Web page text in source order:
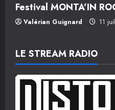
Festival MONTA’IN
Valérian Guignard 11
LE STREAM RADIO